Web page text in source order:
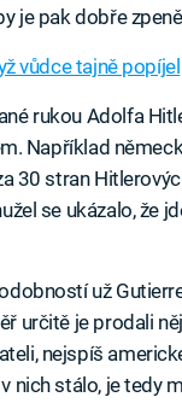
je pak dobře
vůdce tajně popíjel
rukou Adolfa
Například
30 stran
se ukázalo, že
už
určitě je prodali
nejspíš
nich stálo, je tedy